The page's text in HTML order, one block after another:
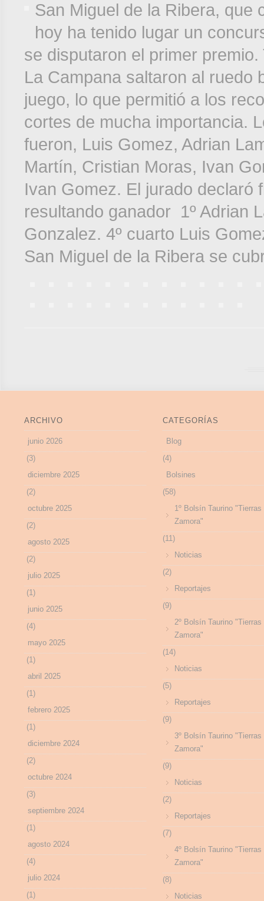
San Miguel de la Ribera, que
hoy ha tenido lugar un
se disputaron el primer
La Campana saltaron al ruedo
juego, lo que permitió a los
cortes de mucha importancia.
fueron, Luis Gomez, Adrian
Martín, Cristian Moras, Ivan
Ivan Gomez. El jurado declaró
resultando ganador 1º Adrian
Gonzalez. 4º cuarto Luis
San Miguel de la Ribera se
ARCHIVO
junio 2026
(3)
diciembre 2025
(2)
octubre 2025
(2)
agosto 2025
(2)
julio 2025
(1)
junio 2025
(4)
mayo 2025
(1)
abril 2025
(1)
febrero 2025
(1)
diciembre 2024
(2)
octubre 2024
(3)
septiembre 2024
(1)
agosto 2024
(4)
julio 2024
(1)
CATEGORÍAS
Blog
(4)
Bolsines
(58)
1º Bolsín Taurino "Tierras
Zamora"
(11)
Noticias
(2)
Reportajes
(9)
2º Bolsín Taurino "Tierras
Zamora"
(14)
Noticias
(5)
Reportajes
(9)
3º Bolsín Taurino "Tierras
Zamora"
(9)
Noticias
(2)
Reportajes
(7)
4º Bolsín Taurino "Tierras
Zamora"
(8)
Noticias